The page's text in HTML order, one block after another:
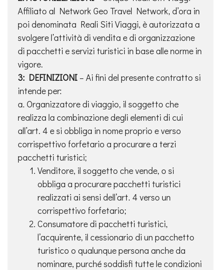
Affiliato al Network Geo Travel Network, d’ora in
poi denominata Reali Siti Viaggi, è autorizzata a
svolgere l’attività di vendita e di organizzazione
di pacchetti e servizi turistici in base alle norme in
vigore.
3: DEFINIZIONI – Ai fini del presente contratto si
intende per:
a. Organizzatore di viaggio, il soggetto che
realizza la combinazione degli elementi di cui
all’art. 4 e si obbliga in nome proprio e verso
corrispettivo forfetario a procurare a terzi
pacchetti turistici;
Venditore, il soggetto che vende, o si
obbliga a procurare pacchetti turistici
realizzati ai sensi dell’art. 4 verso un
corrispettivo forfetario;
Consumatore di pacchetti turistici,
l’acquirente, il cessionario di un pacchetto
turistico o qualunque persona anche da
nominare, purché soddisfi tutte le condizioni